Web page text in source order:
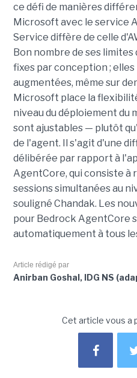
ce défi de manières
Microsoft avec le service
Service diffère de celle
Bon nombre de ses
fixes par conception ;
augmentées, même sur
Microsoft place la
niveau du déploiement du
sont ajustables — plutôt
de l'agent. Il s'agit d'une
délibérée par rapport à
AgentCore, qui consiste à
sessions simultanées au
souligné Chandak. Les
pour Bedrock AgentCore
automatiquement à tous
Article rédigé par
Anirban Goshal, IDG NS
Cet article vous a